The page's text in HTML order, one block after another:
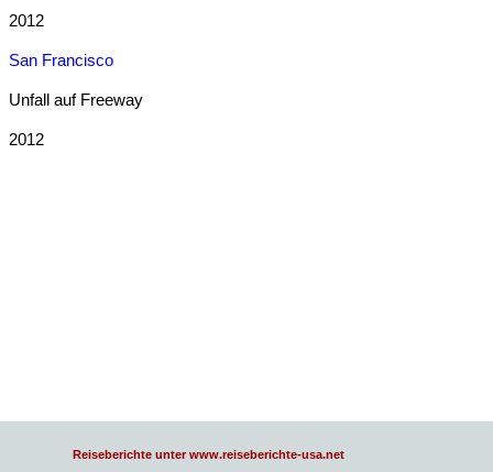
2012
San Francisco
Unfall auf Freeway
2012
Reiseberichte unter www.reiseberichte-usa.net